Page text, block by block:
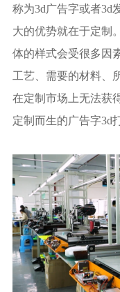
称为3d广告字或者3d
大的优势就在于定制
体的样式会受很多因
工艺、需要的材料、
在定制市场上无法获
定制而生的广告字3d